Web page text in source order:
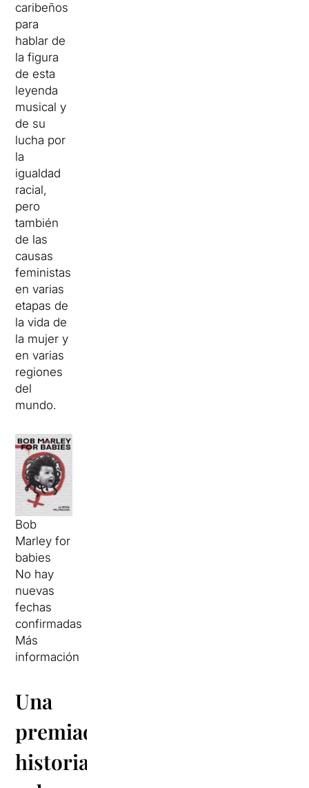
caribeños
para
hablar de
la figura
de esta
leyenda
musical y
de su
lucha por
la
igualdad
racial,
pero
también
de las
causas
feministas
en varias
etapas de
la vida de
la mujer y
en varias
regiones
del
mundo.
Bob
Marley for
babies
No hay
nuevas
fechas
confirmadas
Más
información
Una
premiada
historia